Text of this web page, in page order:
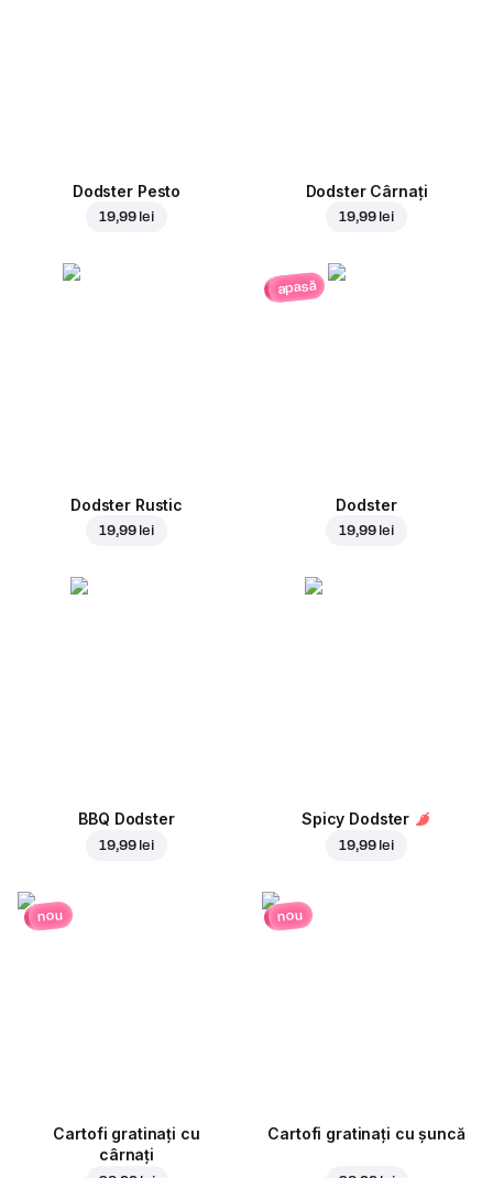
Dodster Pesto
19,99 lei
Dodster Cârnați
19,99 lei
Dodster Rustic
19,99 lei
apasă
Dodster
19,99 lei
BBQ Dodster
19,99 lei
Spicy Dodster
19,99 lei
nou
Cartofi gratinați cu
cârnați
nou
Cartofi gratinați cu șuncă